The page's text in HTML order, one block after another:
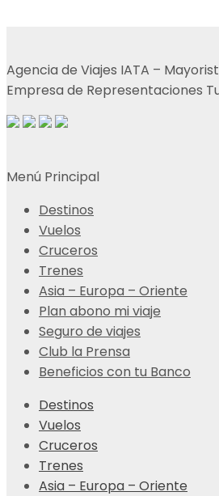
Agencia de Viajes IATA –
Empresa de Representaciones
Menú Principal
Destinos
Vuelos
Cruceros
Trenes
Asia – Europa – Oriente
Plan abono mi viaje
Seguro de viajes
Club la Prensa
Beneficios con tu Banco
Destinos
Vuelos
Cruceros
Trenes
Asia – Europa – Oriente